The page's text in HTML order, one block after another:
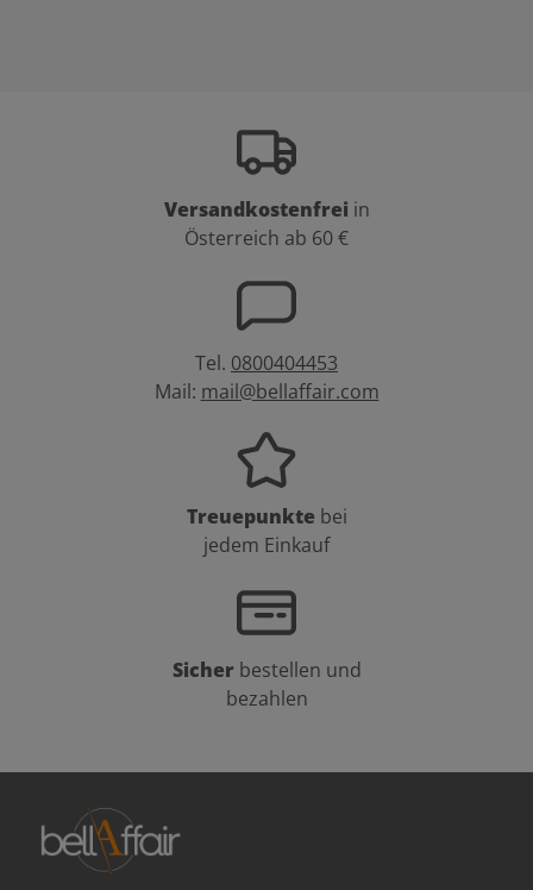
Versandkostenfrei in
Österreich ab 60 €
Tel. 0800404453
Mail: mail@bellaffair.com
Treuepunkte bei
jedem Einkauf
Sicher bestellen und
bezahlen